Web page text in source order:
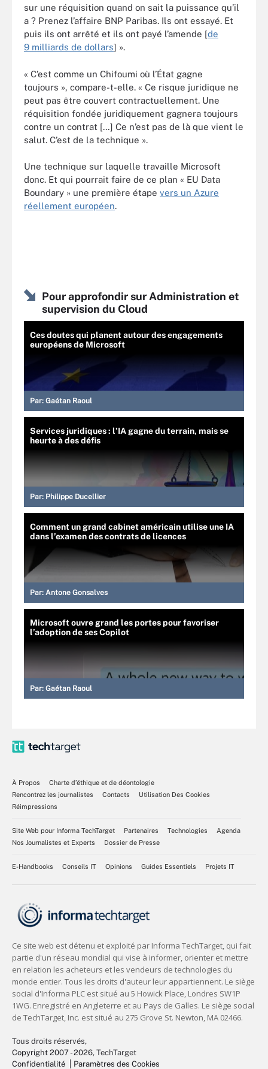
sur une réquisition quand on sait la puissance qu’il
a ? Prenez l’affaire BNP Paribas. Ils ont essayé. Et
puis ils ont arrêté et ils ont payé l’amende [de
9 milliards de dollars] ».
« C’est comme un Chifoumi où l’État gagne
toujours », compare-t-elle. « Ce risque juridique ne
peut pas être couvert contractuellement. Une
réquisition fondée juridiquement gagnera toujours
contre un contrat […] Ce n’est pas de là que vient le
salut. C’est de la technique ».
Une technique sur laquelle travaille Microsoft
donc. Et qui pourrait faire de ce plan « EU Data
Boundary » une première étape vers un Azure
réellement européen.
Pour approfondir sur Administration et
supervision du Cloud
Ces doutes qui planent autour des engagements
européens de Microsoft
Par: Gaétan Raoul
Services juridiques : l’IA gagne du terrain, mais se
heurte à des défis
Par: Philippe Ducellier
Comment un grand cabinet américain utilise une IA
dans l’examen des contrats de licences
Par: Antone Gonsalves
Microsoft ouvre grand les portes pour favoriser
l’adoption de ses Copilot
Par: Gaétan Raoul
À Propos
Charte d’éthique et de déontologie
Rencontrez les journalistes
Contacts
Utilisation Des Cookies
Réimpressions
Site Web pour Informa TechTarget Partenaires Technologies
Agenda
Nos Journalistes et Experts
Dossier de Presse
E-Handbooks Conseils IT Opinions Guides Essentiels Projets IT
Tous droits réservés,
Copyright 2007 - 2026, TechTarget
Confidentialité
Paramètres des Cookies